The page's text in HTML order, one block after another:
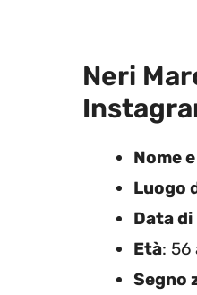
Neri
Nome
Luogo
Data
Età: 56
Segno